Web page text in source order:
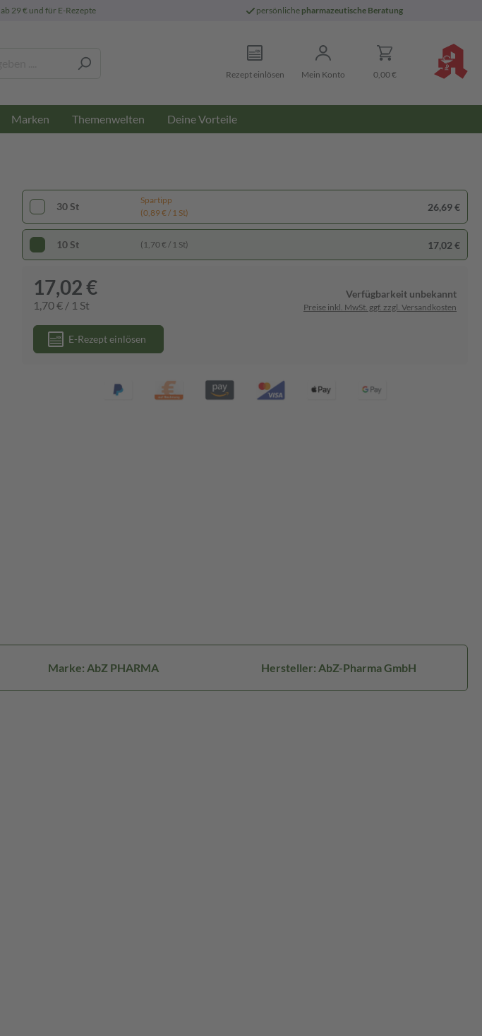
ab 29 € und für E-Rezepte persönliche pharmazeutische Beratung
Rezept einlösen Mein Konto 0,00 €
Marken Themenwelten Deine Vorteile
30 St
Spartipp
(0,89 € / 1 St)
26,69 €
10 St (1,70 € / 1 St) 17,02 €
17,02 €
1,70 € / 1 St
Verfügbarkeit unbekannt
Preise inkl. MwSt. ggf. zzgl. Versandkosten
E-Rezept einlösen
Marke: AbZ PHARMA Hersteller: AbZ-Pharma GmbH